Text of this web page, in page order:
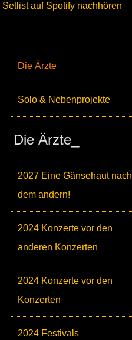
Die Ärzte
Solo & Nebenprojekte
Die Ärzte_
2027 Eine Gänsehaut nach
dem andern!
2024 Konzerte vor den
anderen Konzerten
2024 Konzerte vor den
Konzerten
2024 Festivals
Setlist auf Spotify nachhören